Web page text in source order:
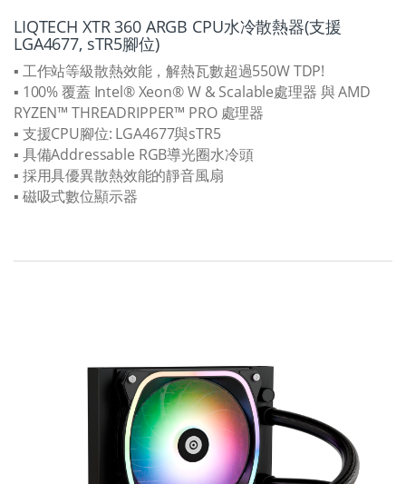
LIQTECH XTR 360 ARGB CPU水冷散熱器(支援
LGA4677, sTR5腳位)
▪ 工作站等級散熱效能，解熱瓦數超過550W TDP!
▪ 100% 覆蓋 Intel® Xeon® W & Scalable處理器 與 AMD
RYZEN™ THREADRIPPER™ PRO 處理器
▪ 支援CPU腳位: LGA4677與sTR5
▪ 具備Addressable RGB導光圈水冷頭
▪ 採用具優異散熱效能的靜音風扇
▪ 磁吸式數位顯示器